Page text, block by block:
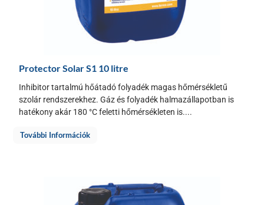
Protector Solar S1 10 litre
Inhibitor tartalmú hőátadó folyadék magas hőmérsékletű
szolár rendszerekhez. Gáz és folyadék halmazállapotban is
hatékony akár 180 °C feletti hőmérsékleten is....
További Információk